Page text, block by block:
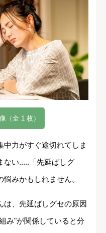
（全 1 枚）
力がすぐ途切れてしま
ない.....「先延ばしグ
みかもしれません。
は、先延ばしグセの原因
み"が関係していると分